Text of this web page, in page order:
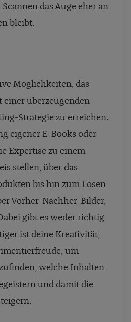
das Auge eher an
bleibt.
Möglichkeiten, das
einer überzeugenden
Strategie zu erreichen.
eigener E-Books oder
Expertise zu einem
stellen, über das
bis hin zum Lösen
Vorher-Nachher-Bilder,
gibt es weder richtig
ist deine Kreativität,
um
welche Inhalten
und damit die